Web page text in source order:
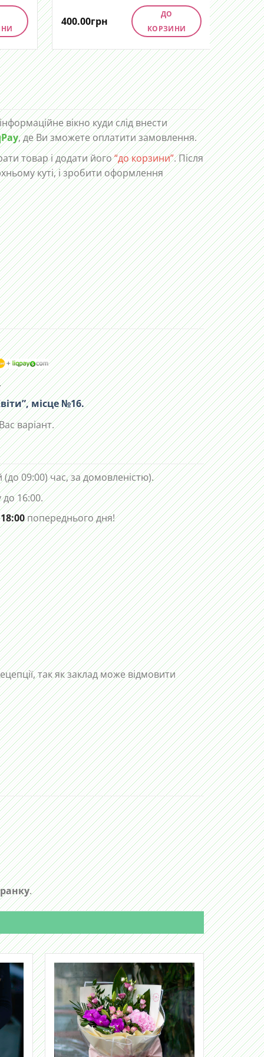
400.00грн
ДО
КОРЗИНИ
400.00
вікно куди слід внести
, де Ви зможете оплатити замовлення.
товар і додати його“до корзини”. Після
куті, і зробити оформлення
місце №16.
варіант.
(до 09:00) час, за домовленістю).
16:00.
попереднього дня!
так як заклад може відмовити
.